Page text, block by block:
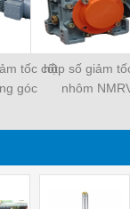
tốc cốt
góc
hộp số giảm
nhôm